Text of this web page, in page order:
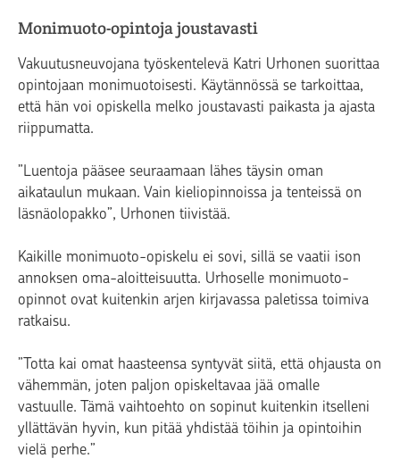
Monimuoto-opintoja joustavasti
Vakuutusneuvojana työskentelevä Katri Urhonen suorittaa
opintojaan monimuotoisesti. Käytännössä se tarkoittaa,
että hän voi opiskella melko joustavasti paikasta ja ajasta
riippumatta.
”Luentoja pääsee seuraamaan lähes täysin oman
aikataulun mukaan. Vain kieliopinnoissa ja tenteissä on
läsnäolopakko”, Urhonen tiivistää.
Kaikille monimuoto-opiskelu ei sovi, sillä se vaatii ison
annoksen oma-aloitteisuutta. Urhoselle monimuoto-
opinnot ovat kuitenkin arjen kirjavassa paletissa toimiva
ratkaisu.
”Totta kai omat haasteensa syntyvät siitä, että ohjausta on
vähemmän, joten paljon opiskeltavaa jää omalle
vastuulle. Tämä vaihtoehto on sopinut kuitenkin itselleni
yllättävän hyvin, kun pitää yhdistää töihin ja opintoihin
vielä perhe.”